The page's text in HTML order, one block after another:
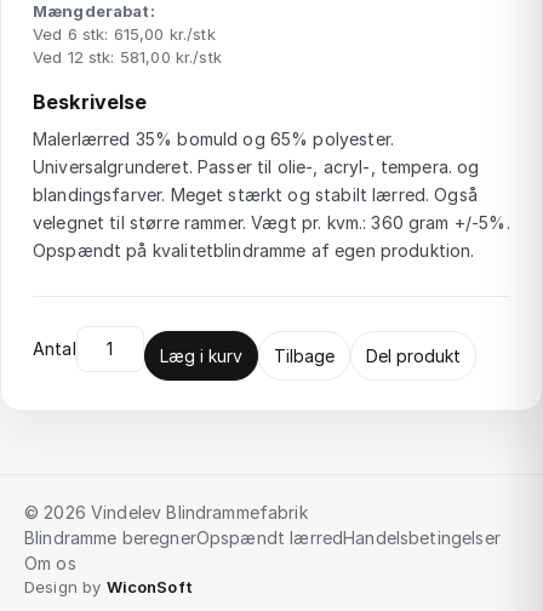
Mængderabat:
Ved 6 stk: 615,00 kr./stk
Ved 12 stk: 581,00 kr./stk
Beskrivelse
Malerlærred 35% bomuld og 65% polyester.
Universalgrunderet. Passer til olie-, acryl-, tempera. og
blandingsfarver. Meget stærkt og stabilt lærred. Også
velegnet til større rammer. Vægt pr. kvm.: 360 gram +/-5%.
Opspændt på kvalitetblindramme af egen produktion.
Antal Læg i kurv Tilbage Del produkt
© 2026 Vindelev Blindrammefabrik
Blindramme beregnerOpspændt lærredHandelsbetingelser
Om os
Design by WiconSoft